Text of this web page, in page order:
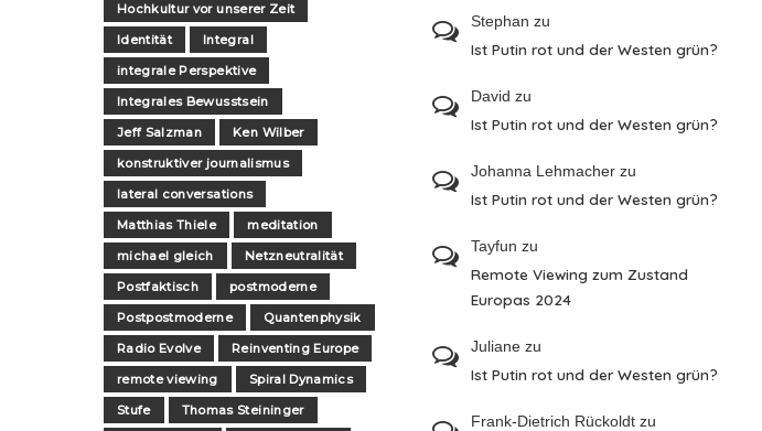
Hochkultur vor unserer Zeit
Identität
Integral
integrale Perspektive
Integrales Bewusstsein
Jeff Salzman
Ken Wilber
konstruktiver journalismus
lateral conversations
Matthias Thiele
meditation
michael gleich
Netzneutralität
Postfaktisch
postmoderne
Postpostmoderne
Quantenphysik
Radio Evolve
Reinventing Europe
remote viewing
Spiral Dynamics
Stufe
Thomas Steininger
Stephan zu
Ist Putin rot und der Westen grün?
David zu
Ist Putin rot und der Westen grün?
Johanna Lehmacher zu
Ist Putin rot und der Westen grün?
Tayfun zu
Remote Viewing zum Zustand
Europas 2024
Juliane zu
Ist Putin rot und der Westen grün?
Frank-Dietrich Rückoldt zu